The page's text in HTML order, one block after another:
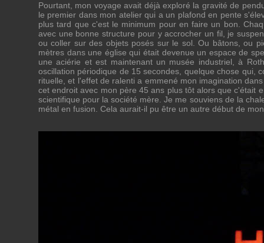
Pourtant, mon voyage avait déjà exploré la gravité de
le premier dans mon atelier qui a un plafond en pente
plus tard que c'est le minimum pour en faire un bon.
avec une bonne structure pour y accrocher un fil, je
ou coller sur des objets posés sur le sol. Ou bâtons, ou
mètres dans une église qui était devenue un espace de
une aciérie et est maintenant un musée industriel, à
oscillation périodique de 15 secondes, quelque chose qui,
rituelle, et l'effet de ralenti a emmené mon imagination
cet endroit avec mon père 45 ans plus tôt alors que c'était
scientifique pour la société mère. Je me souviens de la
métal en fusion. Cela aurait-il pu être un autre début de